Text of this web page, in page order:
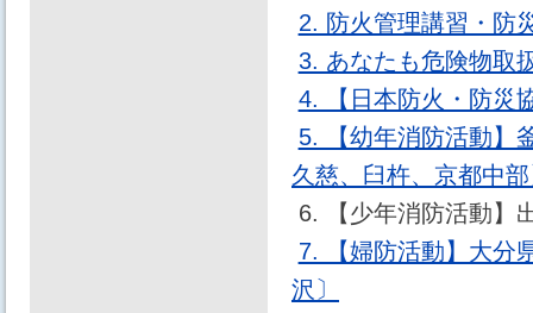
2. 防火管理講習・防
3. あなたも危険物取
4. 【日本防火・防災
5. 【幼年消防活動】
久慈、臼杵、京都中
6. 【少年消防活動】
7. 【婦防活動】大分
沢〕